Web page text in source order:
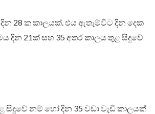
28 ක කාලයක්. එය ඇතැම්විට දින දෙක
දින 21ක් සහ 35 අතර කාලය තුළ සිදුවේ
සිදුවේ නම් හෝ දින 35 වඩා වැඩි කාලයක්